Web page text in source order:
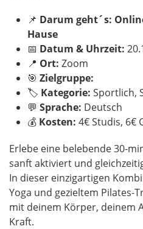
📌 Darum geht´s:
Hause
📅 Datum & Uhrzeit:
📍 Ort: Zoom
🎯 Zielgruppe:
🏷️ Kategorie: Sportlich,
💬 Sprache: Deutsch
💰 Kosten: 4€ Studis, 6€
Erlebe eine belebende 30-
sanft aktiviert und
In dieser einzigartigen
Yoga und gezieltem Pilates-
mit deinem Körper, deinem
Kraft.